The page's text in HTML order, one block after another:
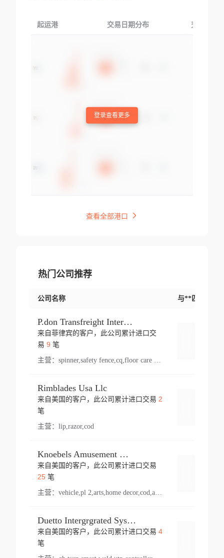
起运港 交易日期分布 交易产品
登录查看更多
查看全部港口
热门公司推荐
公司名称 与**匹配交易
P.don Transfreight International
来自菲律宾的客户，此公司累计进口交
易 9 笔
主营：
Rimblades Usa Llc
来自美国的客户，此公司累计进口交易 2
笔
主营： lip,razor,cod
Knoebels Amusement Resort
来自美国的客户，此公司累计进口交易
25笔
主营： vehicle,pl 2,arts,home decor,cod,amusement ride,sea
Duetto Intergrgrated Systems Inc.
来自美国的客户，此公司累计进口交易 4
笔